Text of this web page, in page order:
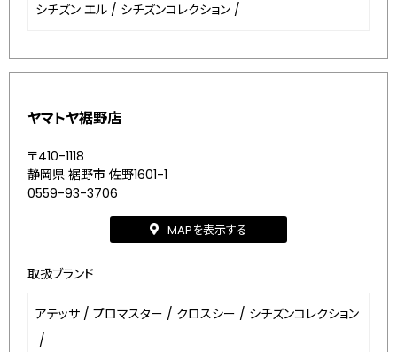
シチズン エル / シチズンコレクション /
ヤマトヤ裾野店
〒410-1118
静岡県 裾野市 佐野1601-1
0559-93-3706
MAPを表示する
取扱ブランド
アテッサ / プロマスター / クロスシー / シチズンコレクション
/